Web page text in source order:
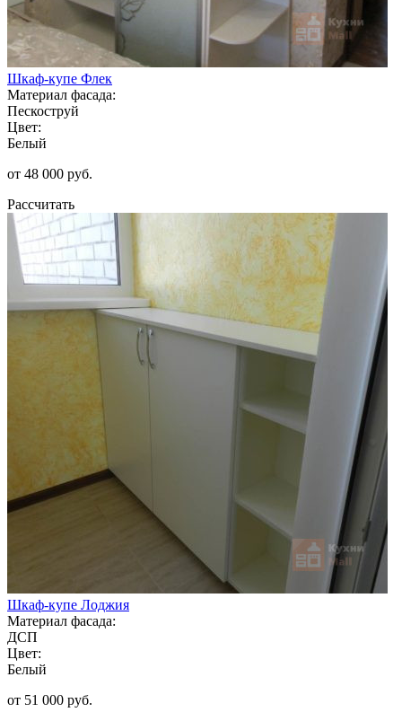
Шкаф-купе Флек
Материал фасада:
Пескоструй
Цвет:
Белый
от 48 000 руб.
Рассчитать
Шкаф-купе Лоджия
Материал фасада:
ДСП
Цвет:
Белый
от 51 000 руб.